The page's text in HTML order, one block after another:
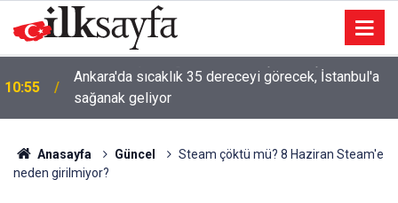
10:55
Ankara'da sıcaklık 35 dereceyi görecek, İstanbul'a
sağanak geliyor
Anasayfa Güncel
Steam çöktü mü? 8 Haziran Steam'e
neden girilmiyor?